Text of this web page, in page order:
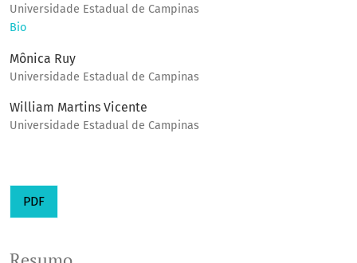
Universidade Estadual de Campinas
Bio
Mônica Ruy
Universidade Estadual de Campinas
William Martins Vicente
Universidade Estadual de Campinas
PDF